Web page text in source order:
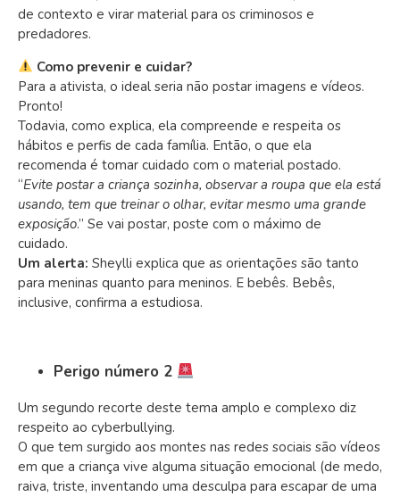
de contexto e virar material para os criminosos e
predadores.
Como prevenir e cuidar?
Para a ativista, o ideal seria não postar imagens e vídeos.
Pronto!
Todavia, como explica, ela compreende e respeita os
hábitos e perfis de cada família. Então, o que ela
recomenda é tomar cuidado com o material postado.
“Evite postar a criança sozinha, observar a roupa que ela está
usando, tem que treinar o olhar, evitar mesmo uma grande
exposição.” Se vai postar, poste com o máximo de
cuidado.
Um alerta: Sheylli explica que as orientações são tanto
para meninas quanto para meninos. E bebês. Bebês,
inclusive, confirma a estudiosa.
Perigo número 2
Um segundo recorte deste tema amplo e complexo diz
respeito ao cyberbullying.
O que tem surgido aos montes nas redes sociais são vídeos
em que a criança vive alguma situação emocional (de medo,
raiva, triste, inventando uma desculpa para escapar de uma